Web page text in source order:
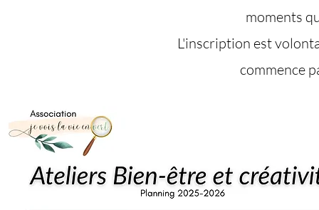
moments
L'inscription est
commence